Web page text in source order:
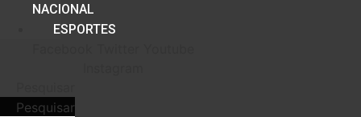
NACIONAL
ESPORTES
Pesquisar